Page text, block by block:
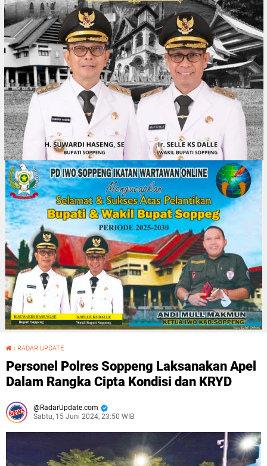
› RADAR UPDATE
Personel Polres Soppeng Laksanakan Apel
Dalam Rangka Cipta Kondisi dan KRYD
RadarUpdate.com
Sabtu, 15 Juni 2024, 23:50 WIB